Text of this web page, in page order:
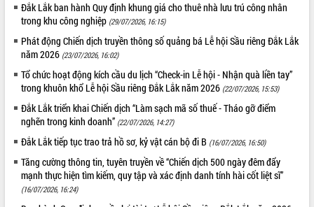
Đề án 06 tạo bước ngoặt đột phá trong
cải cách hành chính tỉnh Đắk Lắk
Kết nối tour, đẩy mạnh chuyển đổi số
để phát triển du lịch Đắk Lắk
Khởi động Dự án Đầu tư xây dựng hạ
tầng kỹ thuật Cụm công nghiệp Tân
Gặp mặt các cơ quan báo chí nhân Kỷ
niệm 101 năm Ngày Báo chí Cách
mạng Việt Nam
Đắk Lắk sơ kết 4 năm triển khai thực
hiện Đề án 06 của Chính phủ
Họp báo thông tin về Hội nghị Công bố
Đắk Lắk ban hành Quy định khung giá cho thuê nhà lưu trú công nhân
trong khu công nghiệp (29/07/2026, 16:15)
Phát động Chiến dịch truyền thông số quảng bá Lễ hội Sầu riêng Đắk Lắk
năm 2026 (23/07/2026, 16:02)
Tổ chức hoạt động kích cầu du lịch “Check-in Lễ hội - Nhận quà liền tay”
trong khuôn khổ Lễ hội Sầu riêng Đắk Lắk năm 2026 (22/07/2026, 15:53)
Đắk Lắk triển khai Chiến dịch “Làm sạch mã số thuế - Tháo gỡ điểm
nghẽn trong kinh doanh” (22/07/2026, 14:27)
Đắk Lắk tiếp tục trao trả hồ sơ, kỷ vật cán bộ đi B (16/07/2026, 16:50)
Tăng cường thông tin, tuyên truyền về “Chiến dịch 500 ngày đêm đẩy
mạnh thực hiện tìm kiếm, quy tập và xác định danh tính hài cốt liệt sĩ”
(16/07/2026, 16:24)